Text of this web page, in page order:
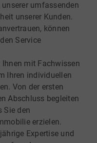
umfassenden
unserer Kunden.
können
Service
Ihnen mit Fachwissen
Ihren individuellen
Von der ersten
Abschluss begleiten
Sie den
erzielen.
Expertise und